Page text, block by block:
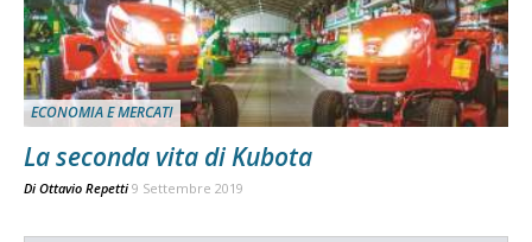
ECONOMIA E MERCATI
La seconda vita di Kubota
Di Ottavio Repetti 9 Settembre 2019